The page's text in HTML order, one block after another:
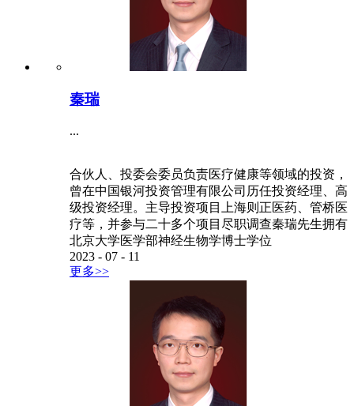
秦瑞
...
合伙人、投委会委员负责医疗健康等领域的投资，
曾在中国银河投资管理有限公司历任投资经理、高
级投资经理。主导投资项目上海则正医药、管桥医
疗等，并参与二十多个项目尽职调查秦瑞先生拥有
北京大学医学部神经生物学博士学位
2023 - 07 - 11
更多>>